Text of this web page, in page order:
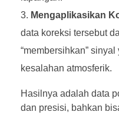
Mengaplikasikan
data koreksi tersebut
“membersihkan”
kesalahan atmosferik.
Hasilnya adalah data
dan presisi, bahkan